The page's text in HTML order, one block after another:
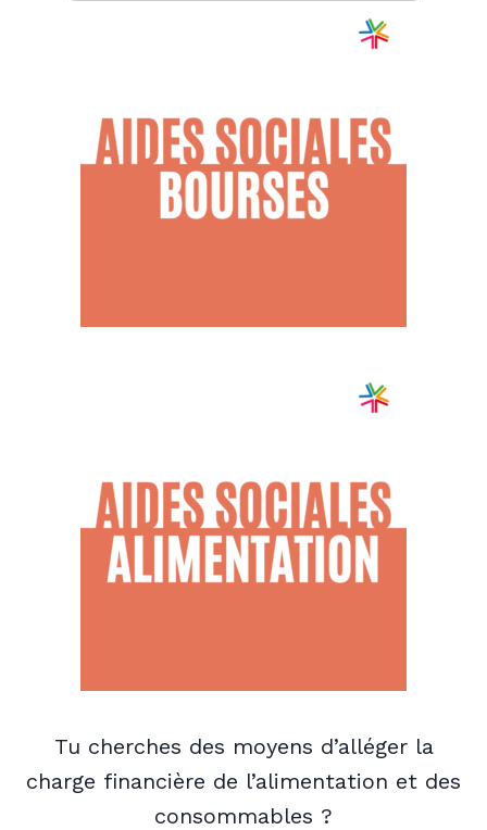
Tu cherches des moyens d’alléger la
charge financière de l’alimentation et des
consommables ?